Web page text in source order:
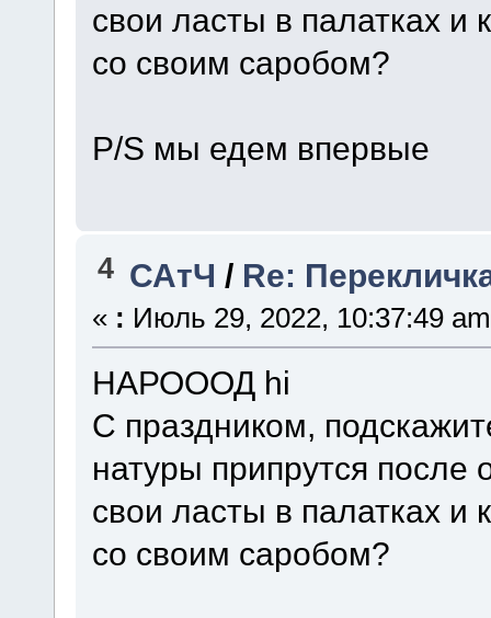
свои ласты в палатках и
со своим саробом?
P/S мы едем впервые
4 САтЧ / Re:
« : Июль 29, 2022, 10:37:49
НАРОООД hi
С праздником,
натуры припрутся после
свои ласты в палатках и
со своим саробом?